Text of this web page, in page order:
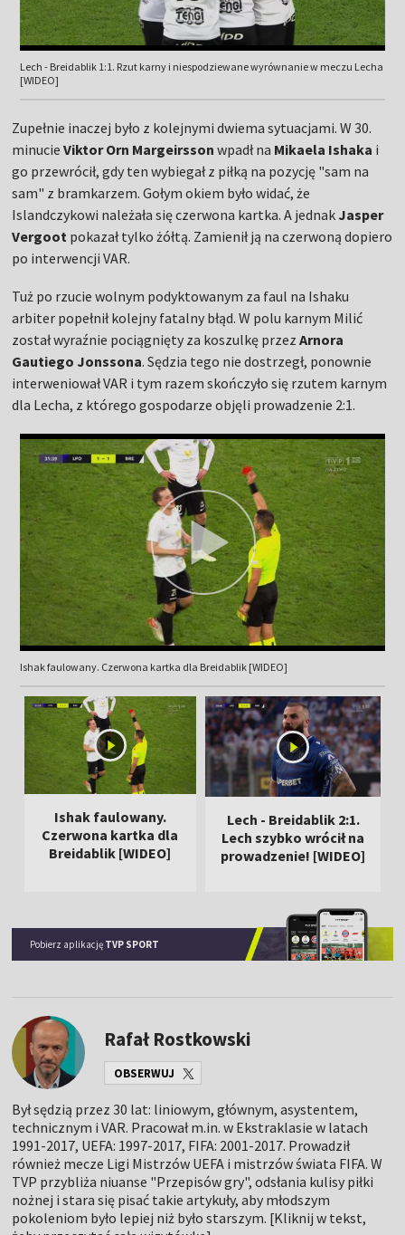
Lech - Breidablik 1:1. Rzut karny i niespodziewane wyrównanie w meczu Lecha
[WIDEO]
Zupełnie inaczej było z kolejnymi dwiema sytuacjami. W 30.
minucieViktor Orn Margeirsson wpadł na Mikaela Ishaka i
go przewrócił, gdy ten wybiegał z piłką na pozycję "sam na
sam" z bramkarzem. Gołym okiem było widać, że
Islandczykowi należała się czerwona kartka. A jednak Jasper
Vergoot pokazał tylko żółtą. Zamienił ją na czerwoną dopiero
po interwencji VAR.
Tuż po rzucie wolnym podyktowanym za faul na Ishaku
arbiter popełnił kolejny fatalny błąd. W polu karnym Milić
został wyraźnie pociągnięty za koszulkę przezArnora
Gautiego Jonssona. Sędzia tego nie dostrzegł, ponownie
interweniował VAR i tym razem skończyło się rzutem karnym
dla Lecha, z którego gospodarze objęli prowadzenie 2:1.
Ishak faulowany. Czerwona kartka dla Breidablik [WIDEO]
Ishak faulowany.
Czerwona kartka dla
Breidablik [WIDEO]
Lech - Breidablik 2:1.
Lech szybko wrócił na
prowadzenie! [WIDEO]
Pobierz aplikację TVP SPORT
Rafał Rostkowski
OBSERWUJ
Był sędzią przez 30 lat: liniowym, głównym, asystentem,
technicznym i VAR. Pracował m.in. w Ekstraklasie w latach
1991-2017, UEFA: 1997-2017, FIFA: 2001-2017. Prowadził
również mecze Ligi Mistrzów UEFA i mistrzów świata FIFA. W
TVP przybliża niuanse "Przepisów gry", odsłania kulisy piłki
nożnej i stara się pisać takie artykuły, aby młodszym
pokoleniom było lepiej niż było starszym. [Kliknij w tekst,